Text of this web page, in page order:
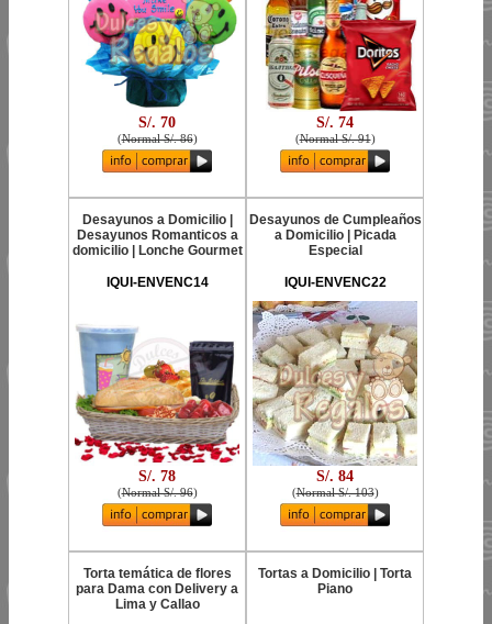
S/. 70
(Normal S/. 86)
S/. 74
(Normal S/. 91)
Desayunos a Domicilio |
Desayunos Romanticos a
domicilio | Lonche Gourmet
IQUI-ENVENC14
S/. 78
(Normal S/. 96)
Desayunos de Cumpleaños
a Domicilio | Picada
Especial
IQUI-ENVENC22
S/. 84
(Normal S/. 103)
Torta temática de flores
para Dama con Delivery a
Lima y Callao
Tortas a Domicilio | Torta
Piano